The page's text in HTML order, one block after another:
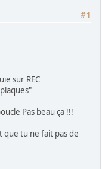
#1
sur REC
Pas beau ça !!!
que tu ne fait pas de